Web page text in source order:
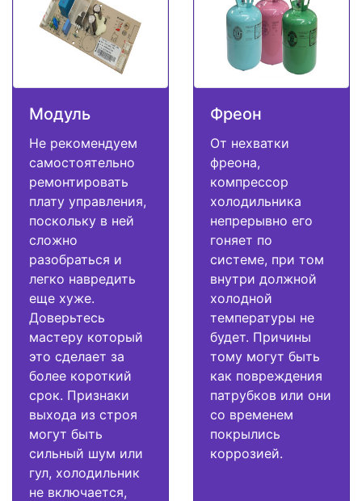
Модуль
Не рекомендуем
самостоятельно
ремонтировать
плату управления,
поскольку в ней
сложно
разобраться и
легко навредить
еще хуже.
Доверьтесь
мастеру который
это сделает за
более короткий
срок. Признаки
выхода из строя
могут быть
сильный шум или
гул, холодильник
не включается,
Фреон
От нехватки
фреона,
компрессор
холодильника
непрерывно его
гоняет по
системе, при том
внутри должной
холодной
температуры не
будет. Причины
тому могут быть
как повреждения
патрубков или они
со временем
покрылись
коррозией.